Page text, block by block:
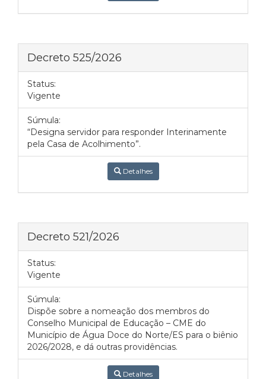
Decreto 525/2026
Status:
Vigente
Súmula:
“Designa servidor para responder Interinamente
pela Casa de Acolhimento”.
Detalhes
Decreto 521/2026
Status:
Vigente
Súmula:
Dispõe sobre a nomeação dos membros do
Conselho Municipal de Educação – CME do
Município de Água Doce do Norte/ES para o biênio
2026/2028, e dá outras providências.
Detalhes